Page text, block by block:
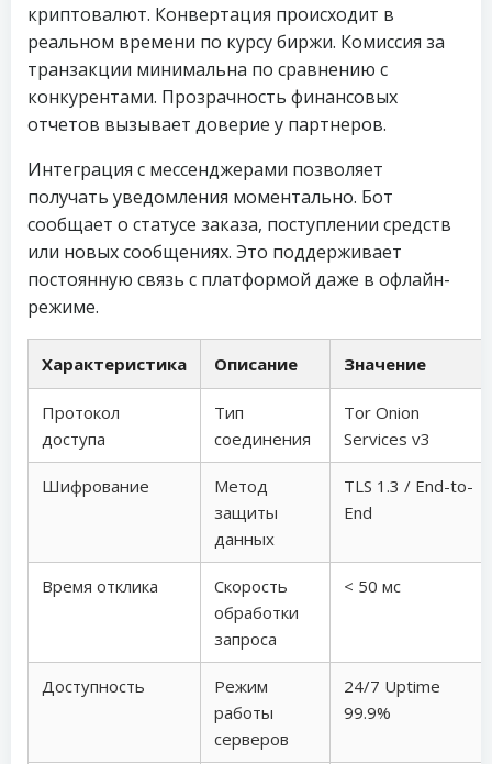
криптовалют. Конвертация происходит в
реальном времени по курсу биржи. Комиссия за
транзакции минимальна по сравнению с
конкурентами. Прозрачность финансовых
отчетов вызывает доверие у партнеров.
Интеграция с мессенджерами позволяет
получать уведомления моментально. Бот
сообщает о статусе заказа, поступлении средств
или новых сообщениях. Это поддерживает
постоянную связь с платформой даже в офлайн-
режиме.
Характеристика Описание Значение
Протокол
доступа
Тип
соединения
Tor Onion
Services v3
Шифрование
Метод
защиты
данных
TLS 1.3 / End-to-
End
Время отклика
Скорость
обработки
запроса
< 50 мс
Доступность
Режим
работы
серверов
24/7 Uptime
99.9%